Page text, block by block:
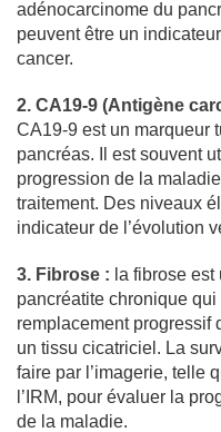
adénocarcinome du
peuvent être un
cancer.
2. CA19-9 (Antigène
CA19-9 est un marqueur
pancréas. Il est souvent
progression de la
traitement. Des niveaux
indicateur de l’évolution
3. Fibrose : la fibrose
pancréatite chronique
remplacement progressif
un tissu cicatriciel. La
faire par l’imagerie, telle
l’IRM, pour évaluer la
de la maladie.